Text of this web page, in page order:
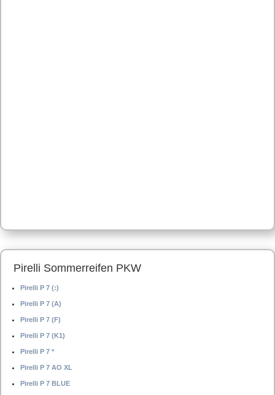
Pirelli Sommerreifen PKW
Pirelli P 7 (:)
Pirelli P 7 (A)
Pirelli P 7 (F)
Pirelli P 7 (K1)
Pirelli P 7 *
Pirelli P 7 AO XL
Pirelli P 7 BLUE